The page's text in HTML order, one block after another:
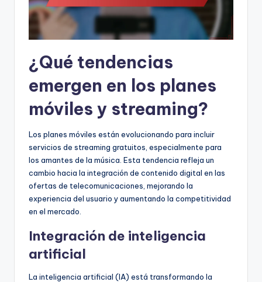
¿Qué tendencias
emergen en los planes
móviles y streaming?
Los planes móviles están evolucionando para incluir
servicios de streaming gratuitos, especialmente para
los amantes de la música. Esta tendencia refleja un
cambio hacia la integración de contenido digital en las
ofertas de telecomunicaciones, mejorando la
experiencia del usuario y aumentando la competitividad
en el mercado.
Integración de inteligencia
artificial
La inteligencia artificial (IA) está transformando la